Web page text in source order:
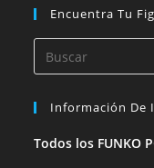
Encuentra Tu
Información De
Todos los FUNKO